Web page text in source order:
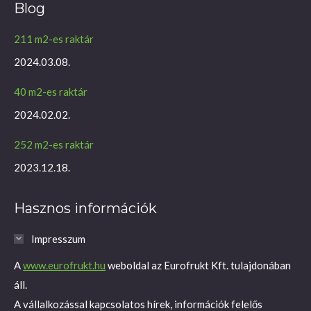
opens
window
Blog
211 m2-es raktár
2024.03.08.
40 m2-es raktár
2024.02.02.
252 m2-es raktár
2023.12.18.
Hasznos információk
Impresszum
Awww.eurofrukt.hu weboldal az Eurofrukt Kft. tulajdonában
áll.
A vállalkozással kapcsolatos hírek, információk felelős